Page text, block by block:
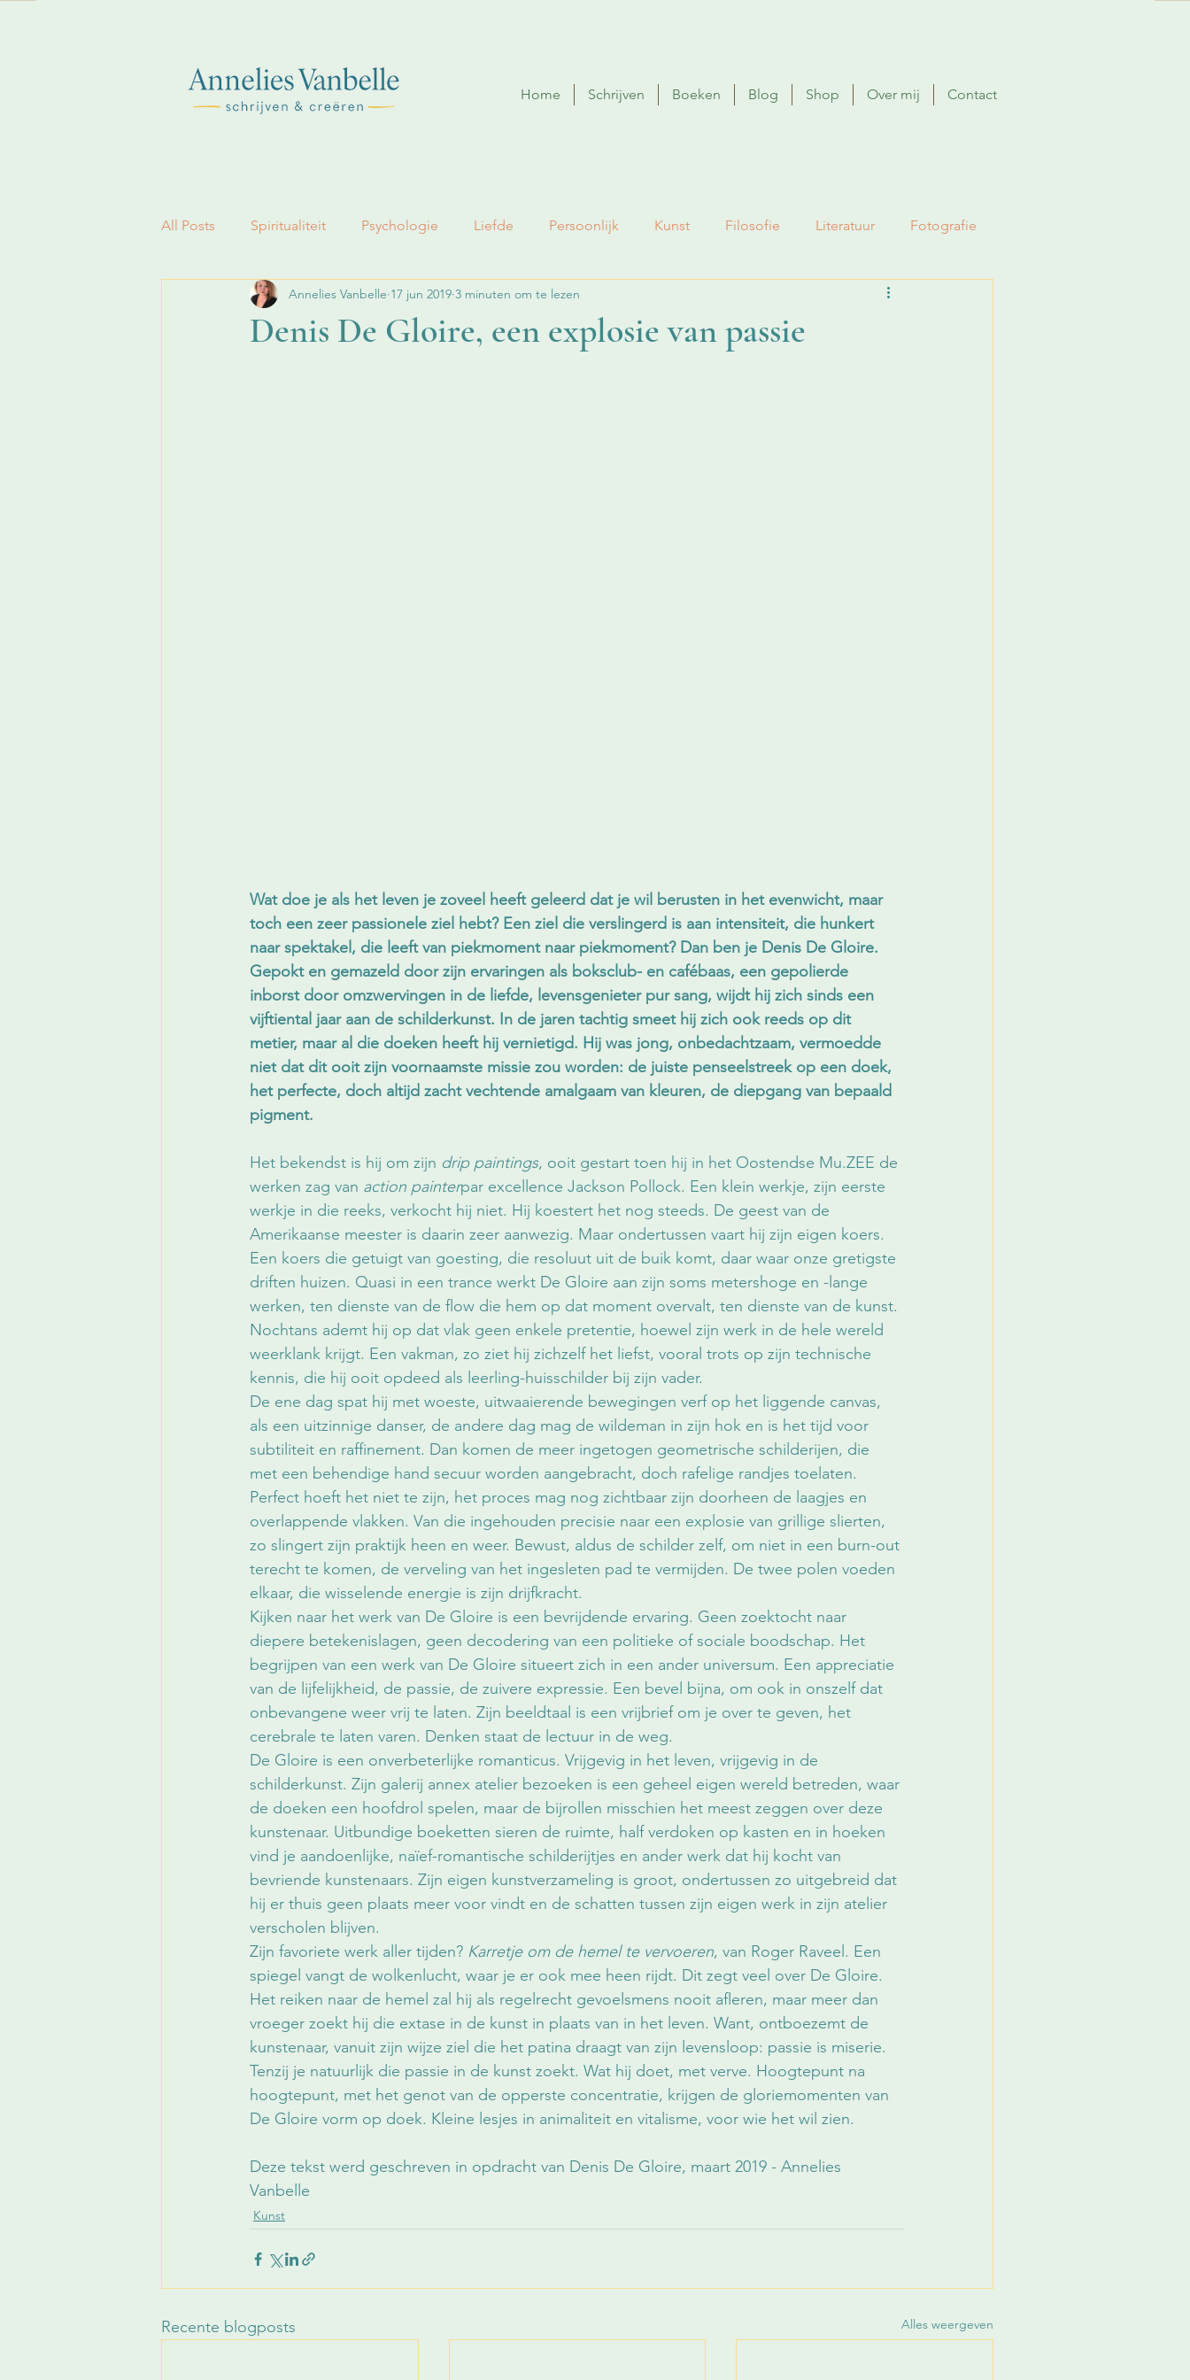
Home Schrijven Boeken Blog Shop Over mij Contact
All Posts Spiritualiteit Psychologie Liefde Persoonlijk Kunst Filosofie Literatuur Fotografie
Denis De Gloire, een explosie van passie
Annelies Vanbelle 17 jun 2019 3 minuten om te lezen
Wat doe je als het leven je zoveel heeft geleerd dat je wil berusten in het evenwicht, maar
toch een zeer passionele ziel hebt? Een ziel die verslingerd is aan intensiteit, die hunkert
naar spektakel, die leeft van piekmoment naar piekmoment? Dan ben je Denis De Gloire.
Gepokt en gemazeld door zijn ervaringen als boksclub- en cafébaas, een gepolierde
inborst door omzwervingen in de liefde, levensgenieter pur sang, wijdt hij zich sinds een
vijftiental jaar aan de schilderkunst. In de jaren tachtig smeet hij zich ook reeds op dit
metier, maar al die doeken heeft hij vernietigd. Hij was jong, onbedachtzaam, vermoedde
niet dat dit ooit zijn voornaamste missie zou worden: de juiste penseelstreek op een doek,
het perfecte, doch altijd zacht vechtende amalgaam van kleuren, de diepgang van bepaald
pigment.
Het bekendst is hij om zijn drip paintings, ooit gestart toen hij in het Oostendse Mu.ZEE de
werken zag van action painterpar excellence Jackson Pollock. Een klein werkje, zijn eerste
werkje in die reeks, verkocht hij niet. Hij koestert het nog steeds. De geest van de
Amerikaanse meester is daarin zeer aanwezig. Maar ondertussen vaart hij zijn eigen koers.
Een koers die getuigt van goesting, die resoluut uit de buik komt, daar waar onze gretigste
driften huizen. Quasi in een trance werkt De Gloire aan zijn soms metershoge en -lange
werken, ten dienste van de flow die hem op dat moment overvalt, ten dienste van de kunst.
Nochtans ademt hij op dat vlak geen enkele pretentie, hoewel zijn werk in de hele wereld
weerklank krijgt. Een vakman, zo ziet hij zichzelf het liefst, vooral trots op zijn technische
kennis, die hij ooit opdeed als leerling-huisschilder bij zijn vader.
De ene dag spat hij met woeste, uitwaaierende bewegingen verf op het liggende canvas,
als een uitzinnige danser, de andere dag mag de wildeman in zijn hok en is het tijd voor
subtiliteit en raffinement. Dan komen de meer ingetogen geometrische schilderijen, die
met een behendige hand secuur worden aangebracht, doch rafelige randjes toelaten.
Perfect hoeft het niet te zijn, het proces mag nog zichtbaar zijn doorheen de laagjes en
overlappende vlakken. Van die ingehouden precisie naar een explosie van grillige slierten,
zo slingert zijn praktijk heen en weer. Bewust, aldus de schilder zelf, om niet in een burn-out
terecht te komen, de verveling van het ingesleten pad te vermijden. De twee polen voeden
elkaar, die wisselende energie is zijn drijfkracht.
Kijken naar het werk van De Gloire is een bevrijdende ervaring. Geen zoektocht naar
diepere betekenislagen, geen decodering van een politieke of sociale boodschap. Het
begrijpen van een werk van De Gloire situeert zich in een ander universum. Een appreciatie
van de lijfelijkheid, de passie, de zuivere expressie. Een bevel bijna, om ook in onszelf dat
onbevangene weer vrij te laten. Zijn beeldtaal is een vrijbrief om je over te geven, het
cerebrale te laten varen. Denken staat de lectuur in de weg.
De Gloire is een onverbeterlijke romanticus. Vrijgevig in het leven, vrijgevig in de
schilderkunst. Zijn galerij annex atelier bezoeken is een geheel eigen wereld betreden, waar
de doeken een hoofdrol spelen, maar de bijrollen misschien het meest zeggen over deze
kunstenaar. Uitbundige boeketten sieren de ruimte, half verdoken op kasten en in hoeken
vind je aandoenlijke, naïef-romantische schilderijtjes en ander werk dat hij kocht van
bevriende kunstenaars. Zijn eigen kunstverzameling is groot, ondertussen zo uitgebreid dat
hij er thuis geen plaats meer voor vindt en de schatten tussen zijn eigen werk in zijn atelier
verscholen blijven.
Zijn favoriete werk aller tijden? Karretje om de hemel te vervoeren, van Roger Raveel. Een
spiegel vangt de wolkenlucht, waar je er ook mee heen rijdt. Dit zegt veel over De Gloire.
Het reiken naar de hemel zal hij als regelrecht gevoelsmens nooit afleren, maar meer dan
vroeger zoekt hij die extase in de kunst in plaats van in het leven. Want, ontboezemt de
kunstenaar, vanuit zijn wijze ziel die het patina draagt van zijn levensloop: passie is miserie.
Tenzij je natuurlijk die passie in de kunst zoekt. Wat hij doet, met verve. Hoogtepunt na
hoogtepunt, met het genot van de opperste concentratie, krijgen de gloriemomenten van
De Gloire vorm op doek. Kleine lesjes in animaliteit en vitalisme, voor wie het wil zien.
Deze tekst werd geschreven in opdracht van Denis De Gloire, maart 2019 - Annelies
Vanbelle
Kunst
Recente blogposts Alles weergeven